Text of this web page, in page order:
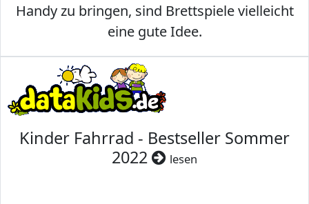
Handy zu bringen, sind Brettspiele vielleicht
eine gute Idee.
Kinder Fahrrad - Bestseller Sommer
2022
lesen